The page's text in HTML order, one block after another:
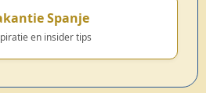
Spanje
en insider tips